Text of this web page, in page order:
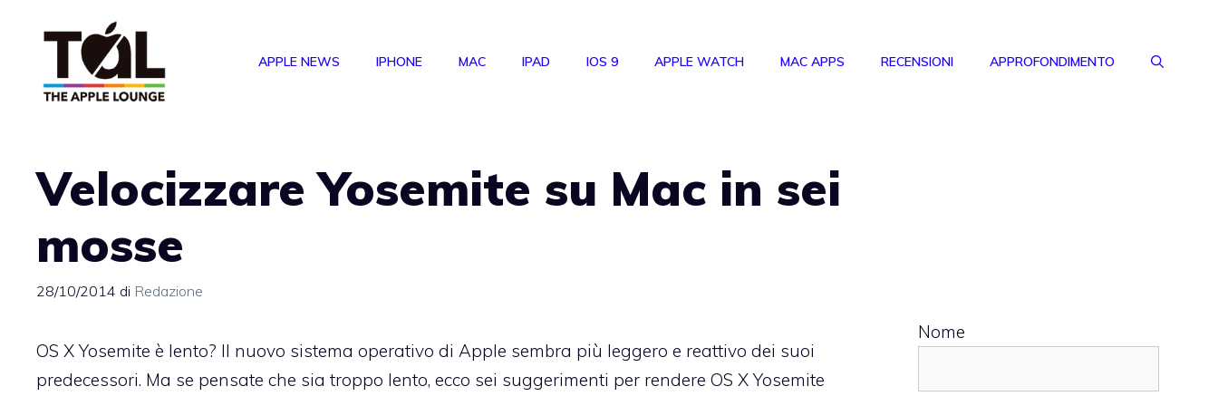
APPLE NEWS IPHONE MAC IPAD IOS 9 APPLE WATCH MAC APPS RECENSIONI APPROFONDIMENTO
Velocizzare Yosemite su Mac in sei
mosse
28/10/2014 di Redazione
OS X Yosemite è lento? Il nuovo sistema operativo di Apple sembra più leggero e reattivo dei suoi
predecessori. Ma se pensate che sia troppo lento, ecco sei suggerimenti per rendere OS X Yosemite
Nome